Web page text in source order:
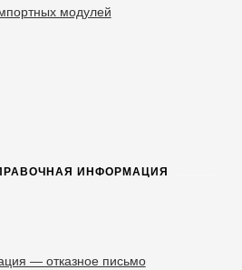
модулей
ИНФОРМАЦИЯ
— отказное письмо